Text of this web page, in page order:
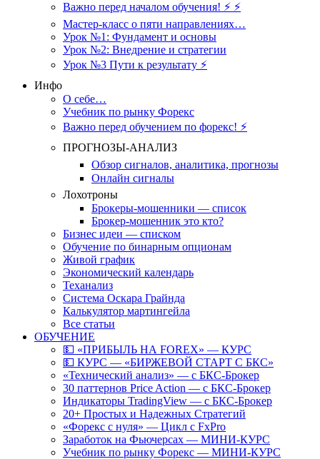
Важно перед началом обучения! ⚡ ⚡
Мастер-класс о пяти направлениях…
Урок №1: Фундамент и основы
Урок №2: Внедрение и стратегии
Урок №3 Пути к результату ⚡️
Инфо
О себе…
Учебник по рынку Форекс
Важно перед обучением по форекс! ⚡
ПРОГНОЗЫ-АНАЛИЗ
Обзор сигналов, аналитика, прогнозы
Онлайн сигналы
Лохотроны
Брокеры-мошенники — список
Брокер-мошенник это кто?
Бизнес идеи — списком
Обучение по бинарным опционам
Живой график
Экономический календарь
Теханализ
Система Оскара Грайнда
Калькулятор мартингейла
Все статьи
ОБУЧЕНИЕ
💵 «ПРИБЫЛЬ НА FOREX» — КУРС
💵 КУРС — «БИРЖЕВОЙ СТАРТ С БКС»
«Технический анализ» — с БКС-Брокер
30 паттернов Price Action — с БКС-Брокер
Индикаторы TradingView — с БКС-Брокер
20+ Простых и Надежных Стратегий
«Форекс с нуля» — Цикл с FxPro
Заработок на Фьючерсах — МИНИ-КУРС
Учебник по рынку Форекс — МИНИ-КУРС